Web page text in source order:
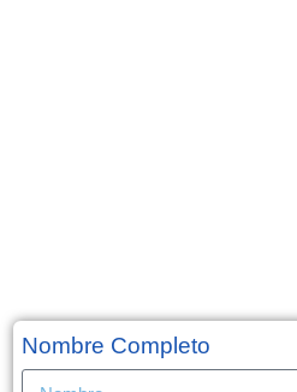
Nombre Completo